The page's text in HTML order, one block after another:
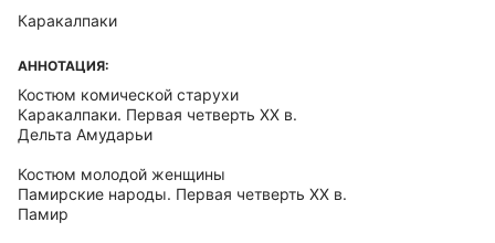
Каракалпаки
АННОТАЦИЯ:
Костюм комической старухи
Каракалпаки. Первая четверть XX в.
Дельта Амударьи
Костюм молодой женщины
Памирские народы. Первая четверть XX в.
Памир